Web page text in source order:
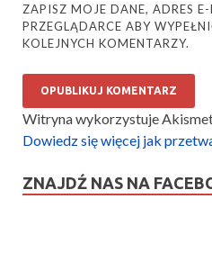
ZAPISZ MOJE DANE, ADRES
PRZEGLĄDARCE ABY
KOLEJNYCH KOMENTARZY.
Witryna wykorzystuje
Dowiedz się więcej jak
ZNAJDŹ NAS NA